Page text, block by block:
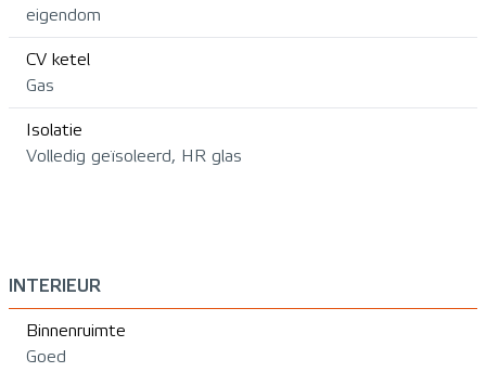
eigendom
CV ketel
Gas
Isolatie
Volledig geïsoleerd, HR glas
INTERIEUR
Binnenruimte
Goed